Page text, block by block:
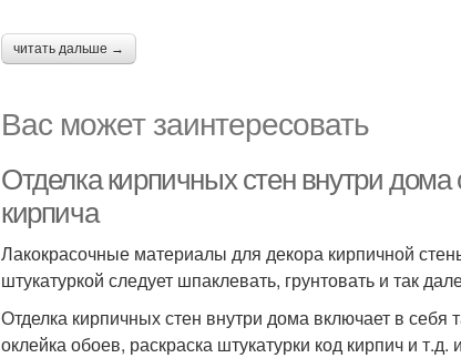
читать дальше →
Вас может заинтересовать
Отделка кирпичных стен внутри
кирпича
Лакокрасочные материалы для декора кирпичной
штукатуркой следует шпаклевать, грунтовать и так
Отделка кирпичных стен внутри дома включает в
оклейка обоев, раскраска штукатурки код кирпич и т.д.